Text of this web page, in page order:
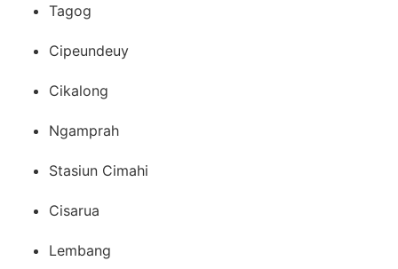
Tagog
Cipeundeuy
Cikalong
Ngamprah
Stasiun Cimahi
Cisarua
Lembang